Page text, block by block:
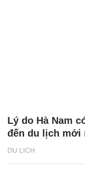
DU LỊCH
Lý do Hà Nam
đến du lịch mới